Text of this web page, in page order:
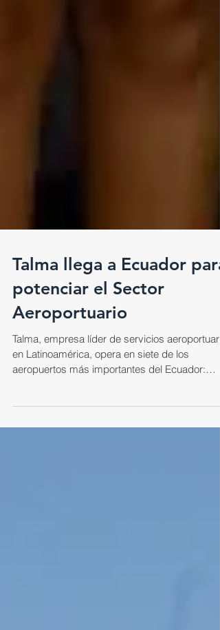
Talma llega a Ecuador para
potenciar el Sector
Aeroportuario
Talma, empresa líder de servicios
en Latinoamérica, opera en siete de los
Quito,...